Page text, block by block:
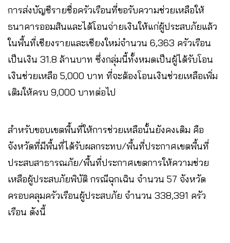
การส่งบัญชีรายชื่อครัวเรือนที่ขอรับความช่วยเหลือให้
ธนาคารออมสินและได้โอนจ่ายเงินให้แก่ผู้ประสบภัยแล้ว
ในพื้นที่เชียงรายและเชียงใหม่จำนวน 6,363 ครัวเรือน
เป็นเงิน 31.8 ล้านบาท ซึ่งกลุ่มนี้ทั้งหมดเป็นผู้ได้รับโอน
เงินช่วยเหลือ 5,000 บาท ที่จะต้องโอนเงินช่วยเหลือเพิ่ม
เติมให้ครบ 9,000 บาทต่อไป
สำหรับขอบเขตพื้นที่ให้การช่วยเหลือนั้นยังคงเดิม คือ
จังหวัดที่มีพื้นที่ได้รับผลกระทบ/พื้นที่ประกาศเขตพื้นที่
ประสบสาธารณภัย/พื้นที่ประกาศเขตการให้ความช่วย
เหลือผู้ประสบภัยพิบัติ กรณีฉุกเฉิน จำนวน 57 จังหวัด
ครอบคลุมครัวเรือนผู้ประสบภัย จำนวน 338,391 ครัว
เรือน ดังนี้